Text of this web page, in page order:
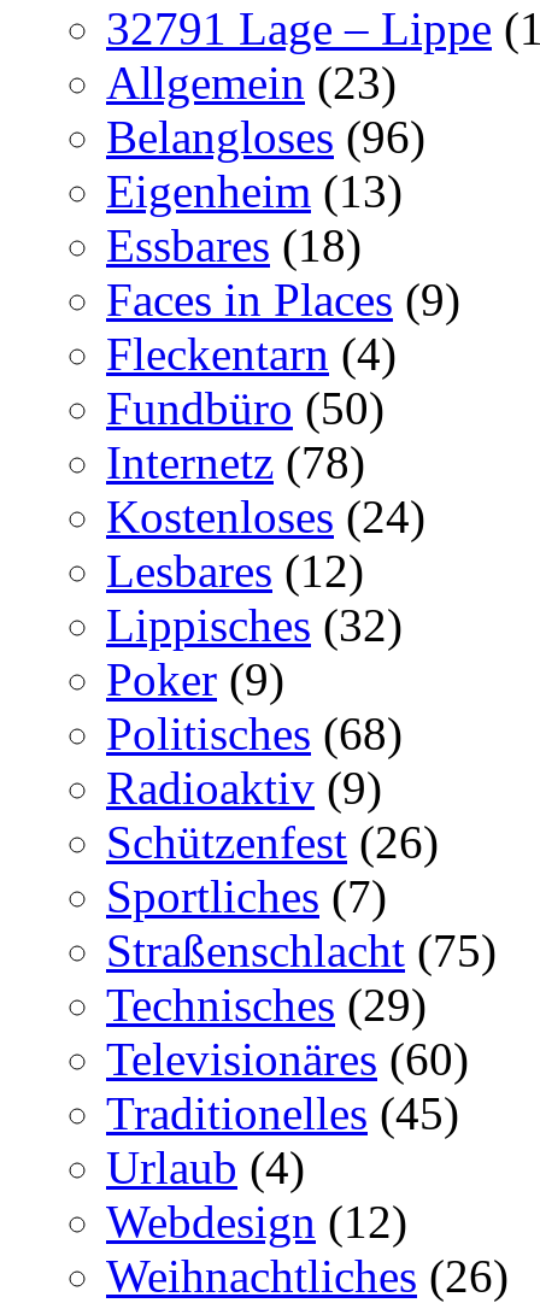
32791 Lage – Lippe
Allgemein (23)
Belangloses (96)
Eigenheim (13)
Essbares (18)
Faces in Places (9)
Fleckentarn (4)
Fundbüro (50)
Internetz (78)
Kostenloses (24)
Lesbares (12)
Lippisches (32)
Poker (9)
Politisches (68)
Radioaktiv (9)
Schützenfest (26)
Sportliches (7)
Straßenschlacht (75)
Technisches (29)
Televisionäres (60)
Traditionelles (45)
Urlaub (4)
Webdesign (12)
Weihnachtliches (26)